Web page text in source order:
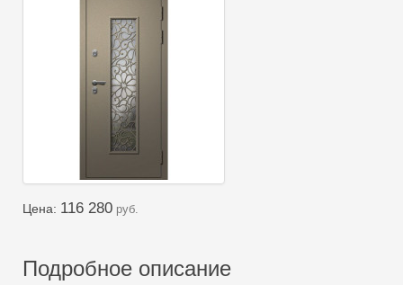
Цена: 116 280 руб.
Подробное описание